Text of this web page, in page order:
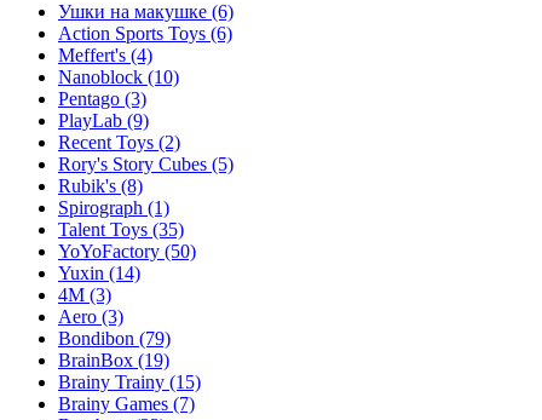
Ушки на макушке (6)
Action Sports Toys (6)
Meffert's (4)
Nanoblock (10)
Pentago (3)
PlayLab (9)
Recent Toys (2)
Rory's Story Cubes (5)
Rubik's (8)
Spirograph (1)
Talent Toys (35)
YoYoFactory (50)
Yuxin (14)
4M (3)
Aero (3)
Bondibon (79)
BrainBox (19)
Brainy Trainy (15)
Brainy Games (7)